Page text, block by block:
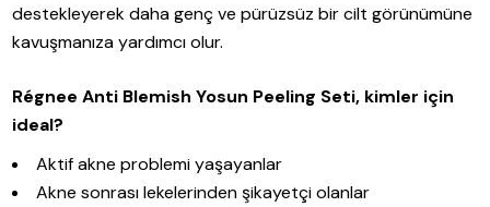
destekleyerek daha genç ve pürüzsüz bir cilt görünümüne
kavuşmanıza yardımcı olur.
Régnee Anti Blemish Yosun Peeling Seti, kimler için
ideal?
Aktif akne problemi yaşayanlar
Akne sonrası lekelerinden şikayetçi olanlar